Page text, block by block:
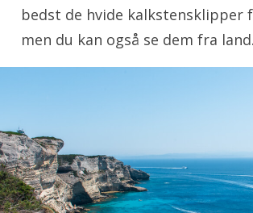
bedst de hvide kalkstensklipper
men du kan også se dem fra land.